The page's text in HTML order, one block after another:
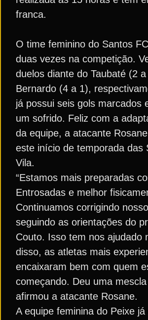
franca.
O time feminino do Santos
duas vezes na competição.
duelos diante do Taubaté (2
Bernardo (4 a 1),
já possui seis gols marcados
um sofrido. Feliz com a
da equipe, a atacante
este início de temporada das
Vila.
“Estamos mais preparadas
Entrosadas e melhor
Continuamos corrigindo
seguindo as orientações do
Couto. Isso tem nos ajudado
disso, as atletas mais
encaixaram bem com quem
começando. Deu uma mescla
afirmou a atacante Rosane.
A equipe feminina do Peixe